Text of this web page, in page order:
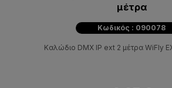
μέτρα
Κωδικός : 090078
Καλώδιο DMX IP ext 2 μέτρα WiFly